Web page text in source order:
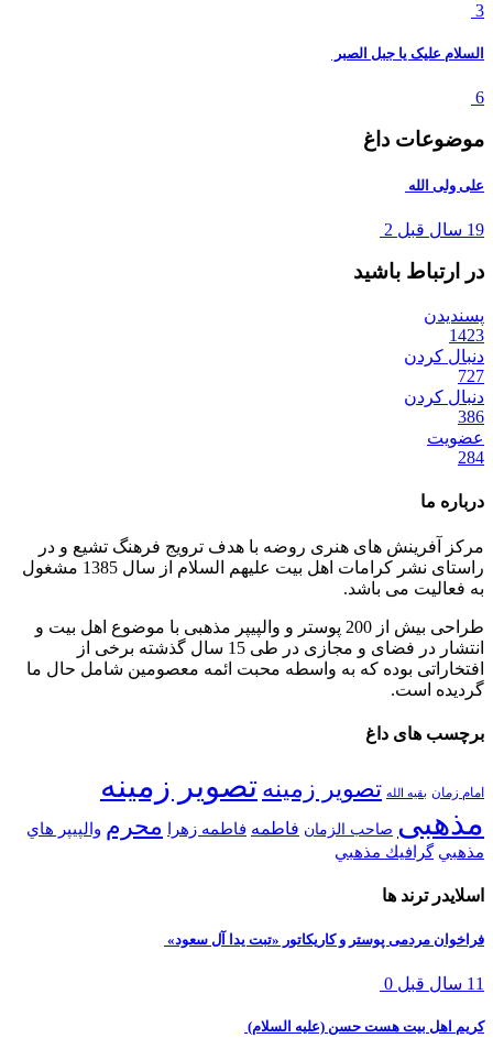
3
السلام علیک یا جبل الصبر
6
موضوعات داغ
علی ولی الله
19 سال قبل 2
در ارتباط باشید
پسندیدن
1423
دنبال کردن
727
دنبال کردن
386
عضویت
284
درباره ما
مرکز آفرینش های هنری روضه با هدف ترویج فرهنگ تشیع و در
راستای نشر کرامات اهل بیت علیهم السلام از سال 1385 مشغول
به فعالیت می باشد.
طراحی بیش از 200 پوستر و والپیپر مذهبی با موضوع اهل بیت و
انتشار در فضای و مجازی در طی 15 سال گذشته برخی از
افتخاراتی بوده که به واسطه محبت ائمه معصومین شامل حال ما
گردیده است.
برچسب های داغ
امام زمان بقیه الله تصویر زمینه تصویر زمینه
مذهبی صاحب الزمان فاطمه فاطمه زهرا محرم والپيپر هاي
مذهبي گرافيك مذهبي
اسلایدر ترند ها
فراخوان مردمی پوستر و کاریکاتور «تبت یدا آل سعود»
11 سال قبل 0
کریم اهل بیت هست حسن (علیه السلام)